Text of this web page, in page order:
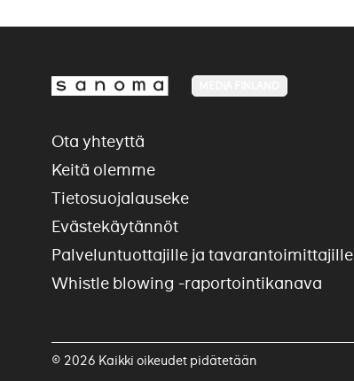
Ota yhteyttä
Keitä olemme
Tietosuojalauseke
Evästekäytännöt
Palveluntuottajille ja tavarantoimittajille
Whistle blowing -raportointikanava
© 2026 Kaikki oikeudet pidätetään